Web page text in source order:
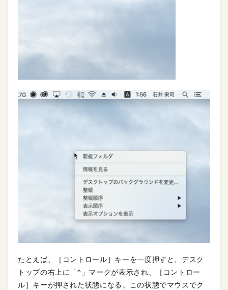
たとえば、［コントロール］キーを一度押すと、デスク
トップの右上に「^」マークが表示され、［コントロー
ル］キーが押された状態になる。この状態でマウスでク